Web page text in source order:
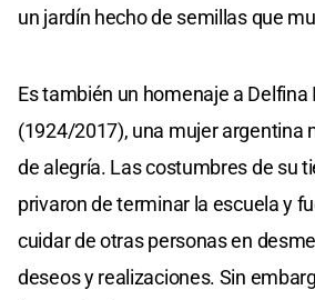
un jardín hecho de semillas que
Es también un homenaje a Delfina
(1924/2017), una mujer argentina
de alegría. Las costumbres de su
privaron de terminar la escuela y
cuidar de otras personas en
deseos y realizaciones. Sin